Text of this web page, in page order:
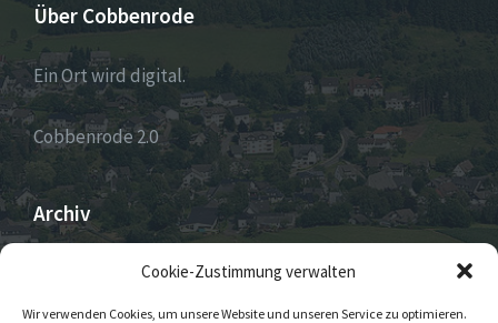
Cookie-Zustimmung verwalten
Wir verwenden Cookies, um unsere Website und unseren Service zu optimieren.
Über Cobbenrode
Ein Ort wird digital.
Cobbenrode 2.0
Archiv